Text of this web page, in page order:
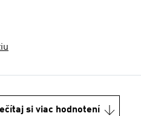
si viac hodnotení